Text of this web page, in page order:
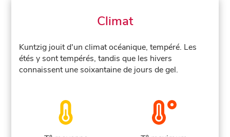
Climat
Kuntzig jouit d'un climat océanique, tempéré. Les
étés y sont tempérés, tandis que les hivers
connaissent une soixantaine de jours de gel.